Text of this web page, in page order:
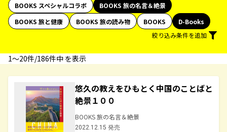
BOOKS スペシャルコラボ
BOOKS 旅の名言＆絶景
BOOKS 旅と健康
BOOKS 旅の読み物 BOOKS
D-Books
絞り込み条件を追加
1〜20件/186件中 を表示
悠久の教えをひもとく中国のことばと
絶景１００
BOOKS 旅の名言＆絶景
2022.12.15 発売